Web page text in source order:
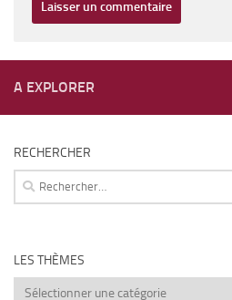
A EXPLORER
RECHERCHER
Rechercher :
LES THÈMES
Les